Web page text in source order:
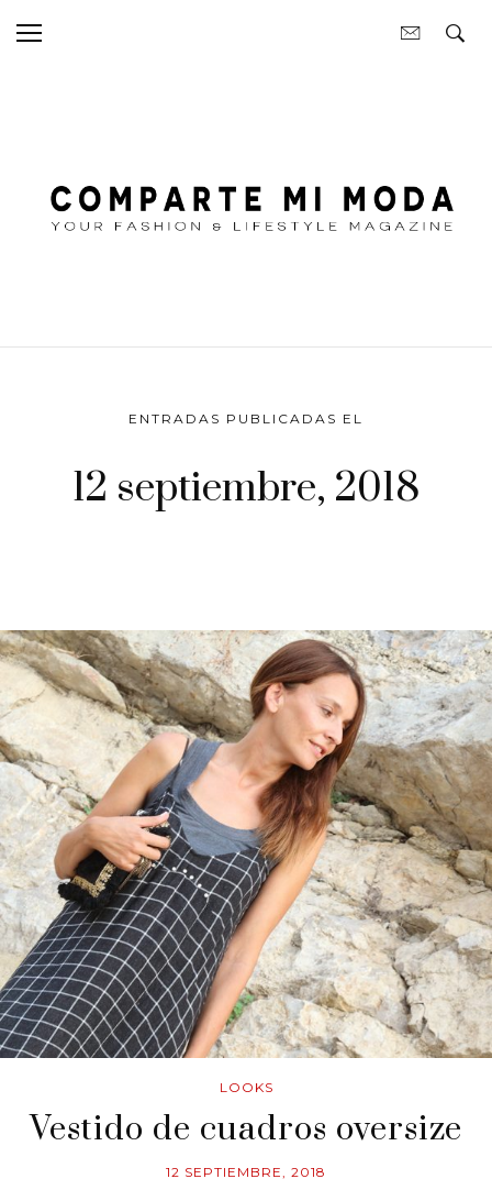
ENTRADAS PUBLICADAS EL
12 septiembre, 2018
LOOKS
Vestido de cuadros oversize
12 SEPTIEMBRE, 2018